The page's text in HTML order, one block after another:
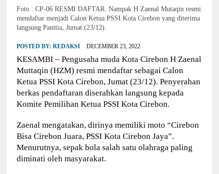
Foto : CP-06 RESMI DAFTAR. Nampak H Zaenal Mutaqin resmi
mendaftar menjadi Calon Ketua PSSI Kota Cirebon yang diterima
langsung Panitia, Jumat (23/12).
POSTED BY: REDAKSI DECEMBER 23, 2022
KESAMBI – Pengusaha muda Kota Cirebon H Zaenal
Muttaqin (HZM) resmi mendaftar sebagai Calon
Ketua PSSI Kota Cirebon, Jumat (23/12). Penyerahan
berkas pendaftaran diserahkan langsung kepada
Komite Pemilihan Ketua PSSI Kota Cirebon.
Zaenal mengatakan, dirinya memiliki moto “Cirebon
Bisa Cirebon Juara, PSSI Kota Cirebon Jaya”.
Menurutnya, sepak bola salah satu olahraga paling
diminati oleh masyarakat.